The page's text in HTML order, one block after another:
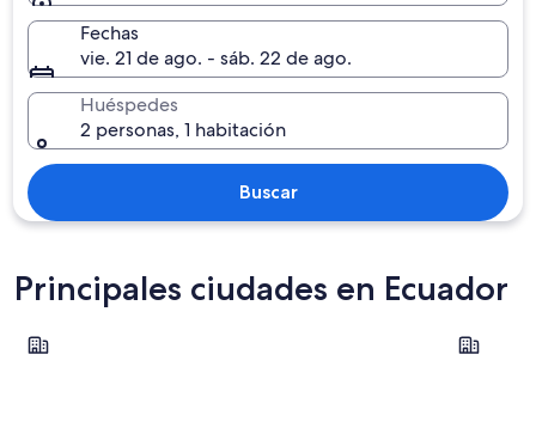
Fechas
vie. 21 de ago. - sáb. 22 de ago.
Huéspedes
2 personas, 1 habitación
Buscar
Principales ciudades en Ecuador
Cuenca Quito